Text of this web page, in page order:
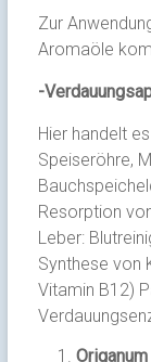
Zur
Aromaöle
-
Hier handelt
Speiseröhre,
Resorption
Leber:
Synthese von
Vitamin B12)